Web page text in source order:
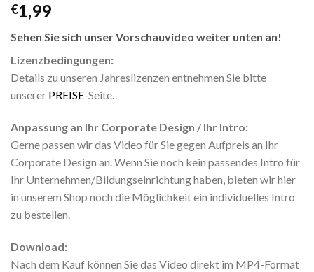
€1,99
Sehen Sie sich unser Vorschauvideo weiter unten an!
Lizenzbedingungen:
Details zu unseren Jahreslizenzen entnehmen Sie bitte
unserer PREISE-Seite.
Anpassung an Ihr Corporate Design / Ihr Intro:
Gerne passen wir das Video für Sie gegen Aufpreis an Ihr
Corporate Design an. Wenn Sie noch kein passendes Intro für
Ihr Unternehmen/Bildungseinrichtung haben, bieten wir hier
in unserem Shop noch die Möglichkeit ein individuelles Intro
zu bestellen.
Download:
Nach dem Kauf können Sie das Video direkt im MP4-Format